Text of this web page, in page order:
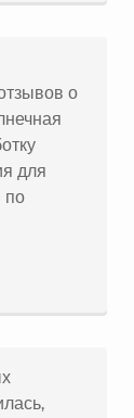
о
для
по